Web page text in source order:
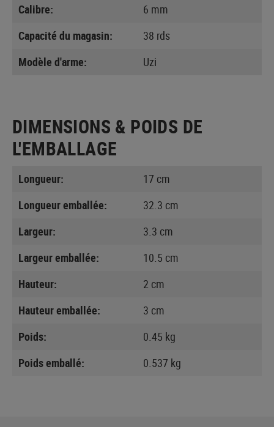
Calibre:
6 mm
Capacité du magasin:
38 rds
Modèle d'arme:
Uzi
DIMENSIONS & POIDS DE
L'EMBALLAGE
Longueur:
17 cm
Longueur emballée:
32.3 cm
Largeur:
3.3 cm
Largeur emballée:
10.5 cm
Hauteur:
2 cm
Hauteur emballée:
3 cm
Poids:
0.45 kg
Poids emballé:
0.537 kg